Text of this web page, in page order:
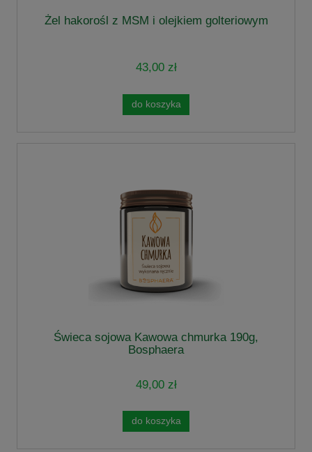
Żel hakorośl z MSM i olejkiem golteriowym
43,00 zł
do koszyka
Świeca sojowa Kawowa chmurka 190g,
Bosphaera
49,00 zł
do koszyka